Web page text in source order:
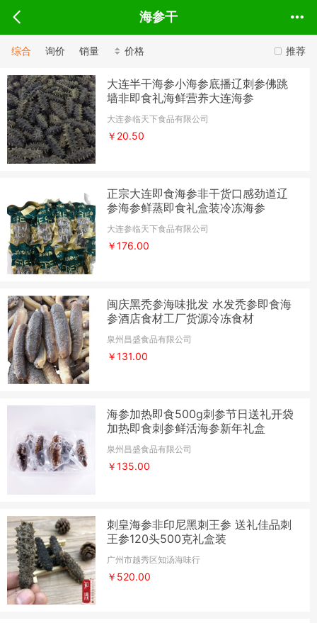
海参干
推荐
综合 询价 销量 价格
大连半干海参小海参底播辽刺参佛跳
墙非即食礼海鲜营养大连海参
大连参临天下食品有限公司
￥20.50
正宗大连即食海参非干货口感劲道辽
参海参鲜蒸即食礼盒装冷冻海参
大连参临天下食品有限公司
￥176.00
闽庆黑秃参海味批发 水发秃参即食海
参酒店食材工厂货源冷冻食材
泉州昌盛食品有限公司
￥131.00
海参加热即食500g刺参节日送礼开袋
加热即食刺参鲜活海参新年礼盒
泉州昌盛食品有限公司
￥135.00
刺皇海参非印尼黑刺王参 送礼佳品刺
王参120头500克礼盒装
广州市越秀区知汤海味行
￥520.00